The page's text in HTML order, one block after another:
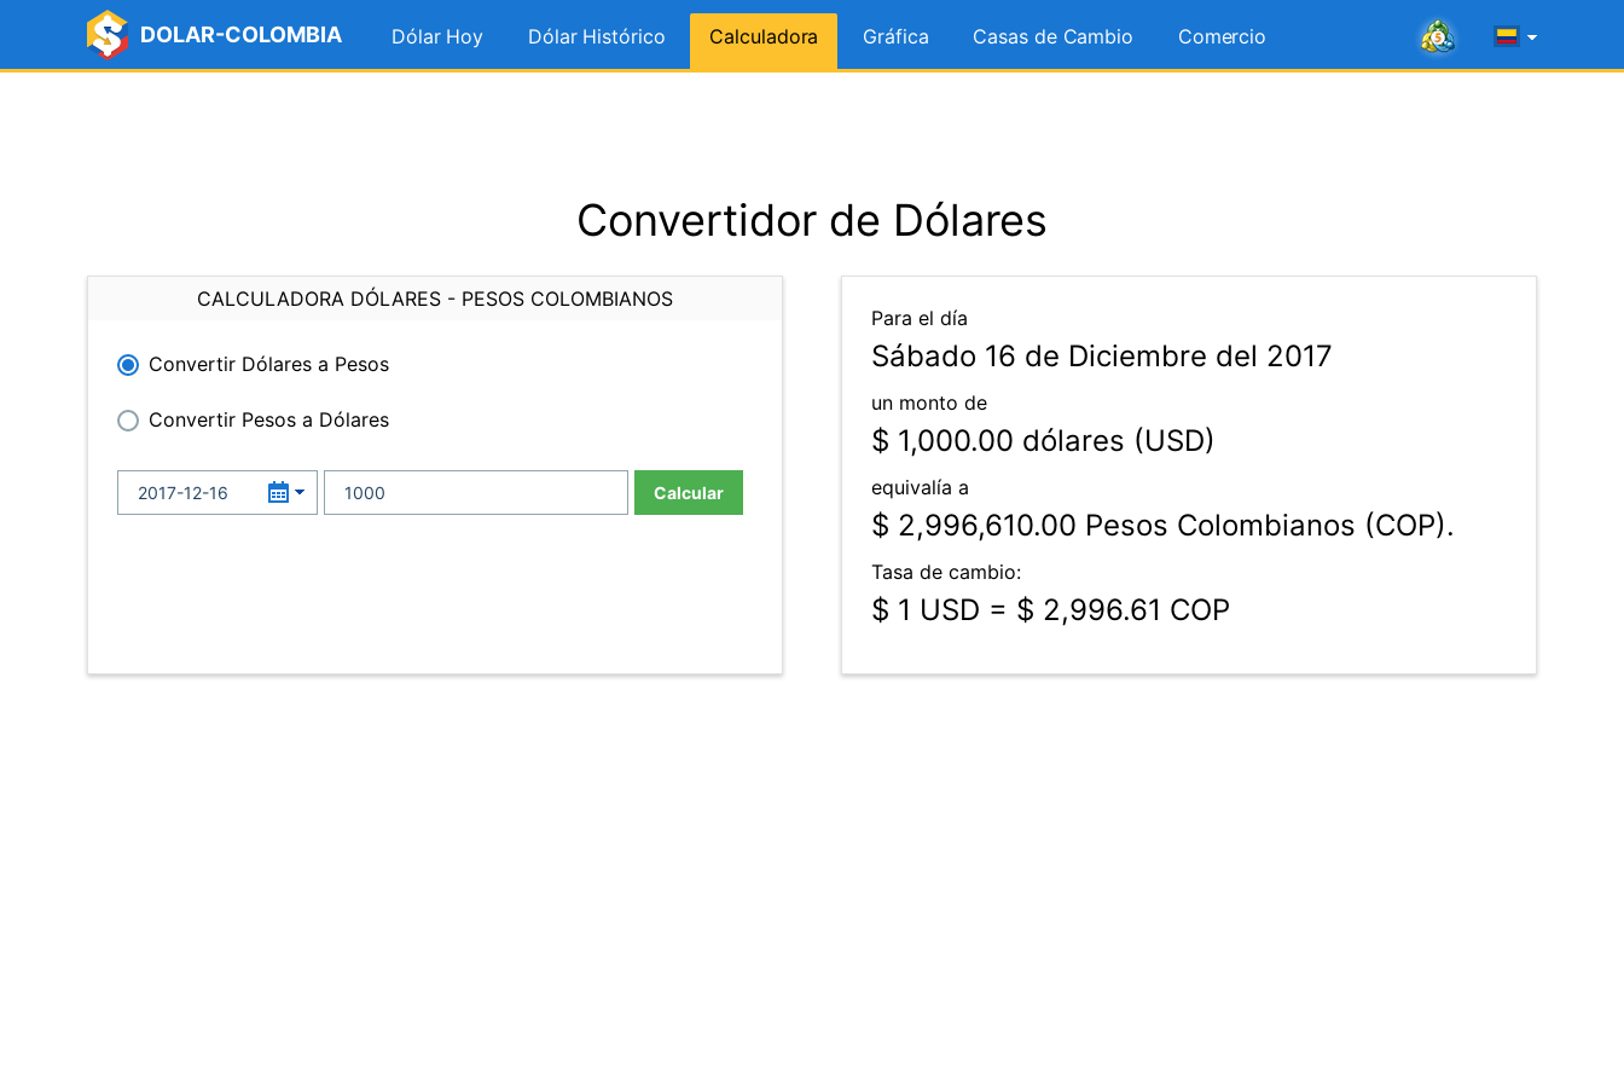
DOLAR-COLOMBIA Dólar Hoy Dólar Histórico Calculadora Gráfica Casas de Cambio Comercio
Convertidor de Dólares
CALCULADORA DÓLARES - PESOS COLOMBIANOS
Convertir Dólares a Pesos
Convertir Pesos a Dólares
Calcular
Para el día
Sábado 16 de Diciembre del 2017
un monto de
$ 1,000.00 dólares (USD)
equivalía a
$ 2,996,610.00 Pesos Colombianos (COP).
Tasa de cambio:
$ 1 USD = $ 2,996.61 COP